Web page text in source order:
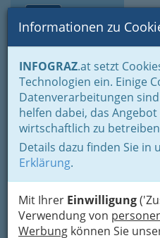
Informationen zu
INFOGRAZ.at setzt
Technologien ein. Einige
Datenverarbeitungen
helfen dabei, das
wirtschaftlich zu
Details dazu finden Sie in
Erklärung.
Mit Ihrer Einwilligung
Verwendung von
Werbung können Sie
Home Fotos Alles, was wir
Kottulinsky
Previous